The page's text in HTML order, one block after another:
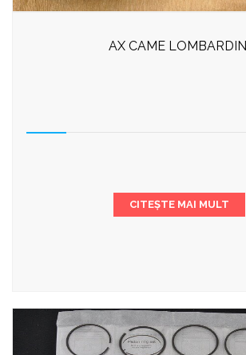
AX CAME LOMBARDINI
CITEȘTE MAI MULT